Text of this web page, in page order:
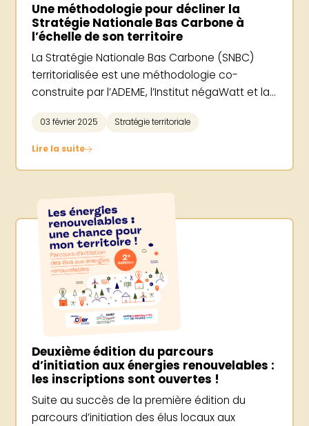
Une méthodologie pour décliner la
Stratégie Nationale Bas Carbone à
l’échelle de son territoire
La Stratégie Nationale Bas Carbone (SNBC)
territorialisée est une méthodologie co-
construite par l’ADEME, l’Institut négaWatt et la...
03 février 2025 Stratégie territoriale
Lire la suite
Deuxième édition du parcours
d’initiation aux énergies renouvelables :
les inscriptions sont ouvertes !
Suite au succès de la première édition du
parcours d’initiation des élus locaux aux